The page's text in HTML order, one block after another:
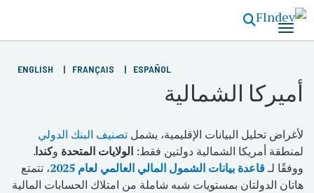
الرئيسي
ESPAÑOL
FRANÇAIS
ENGLISH
أميركا الشمالية
لأغراض تحليل البيانات الإقليمية، يشملتصنيف البنك الدولي
لمنطقة أمريكا الشمالية دولتين فقط:الولايات المتحدةوكندا.
ووفقًا لـ قاعدة بيانات الشمول المالي العالمي لعام 2025
، تتمتع
هاتان الدولتان بمستويات شبه شاملة من امتلاك الحسابات المالية